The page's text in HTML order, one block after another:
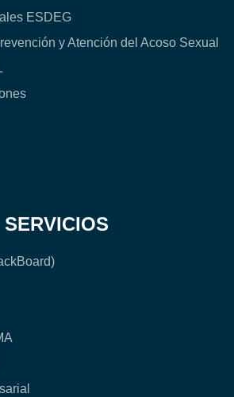
ESDEG
y Atención del Acoso Sexual
SERVICIOS